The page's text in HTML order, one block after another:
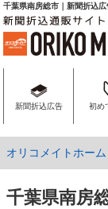
千葉県南房総市｜新聞折込
新聞折込広告 初め
オリコメイトホーム
千葉県南房